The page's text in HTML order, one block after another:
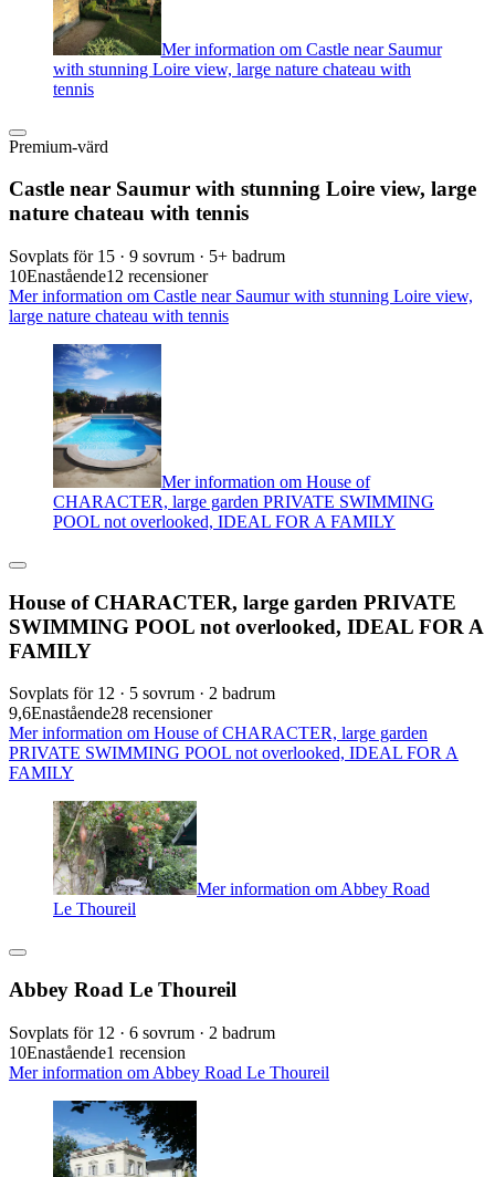
Mer information om Castle near Saumur
with stunning Loire view, large nature chateau with
tennis
Premium-värd
Castle near Saumur with stunning Loire view, large
nature chateau with tennis
Sovplats för 15 · 9 sovrum · 5+ badrum
10Enastående12 recensioner
Mer information om Castle near Saumur with stunning Loire view,
large nature chateau with tennis
Mer information om House of
CHARACTER, large garden PRIVATE SWIMMING
POOL not overlooked, IDEAL FOR A FAMILY
House of CHARACTER, large garden PRIVATE
SWIMMING POOL not overlooked, IDEAL FOR A
FAMILY
Sovplats för 12 · 5 sovrum · 2 badrum
9,6Enastående28 recensioner
Mer information om House of CHARACTER, large garden
PRIVATE SWIMMING POOL not overlooked, IDEAL FOR A
FAMILY
Mer information om Abbey Road
Le Thoureil
Abbey Road Le Thoureil
Sovplats för 12 · 6 sovrum · 2 badrum
10Enastående1 recension
Mer information om Abbey Road Le Thoureil